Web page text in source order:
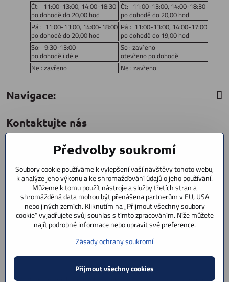
Čt: 11:00-13:00, 14:00-18:30
po dohodě do 20,00 hod
Čt: 11:00-13:00, 14:00-18:30
po dohodě do 20,00 hod
Pá : 11:00-13:00, 14:00-18:00
po dohodě do 20,00 hod
Pá : 11:00-13:00, 14:00-17:00
po dohodě do 19,00 hod
So: 9:30-13:00
po dohodě i déle
So : zavřeno
otevřeno po dohodě
Ne : zavřeno
Ne : zavřeno
Navigace:
Kontaktujte nás
CYCLESTAR s​.r​.o​.
Praha 5 Radotín
153 00
+420 602 856 404
+420 723 603 807
servis
info​@cyclestar​.cz
©2026CopyrightPředvolby soukromíZásady ochrany soukromí
Předvolby soukromí
Soubory cookie používáme k vylepšení vaší návštěvy tohoto webu,
k analýze jeho výkonu a ke shromažďování údajů o jeho používání.
Můžeme k tomu použít nástroje a služby třetích stran a
shromážděná data mohou být přenášena partnerům v EU, USA
nebo jiných zemích. Kliknutím na „Přijmout všechny soubory
cookie“ vyjadřujete svůj souhlas s tímto zpracováním. Níže můžete
najít podrobné informace nebo upravit své preference.
Zásady ochrany soukromí
Přijmout všechny cookies